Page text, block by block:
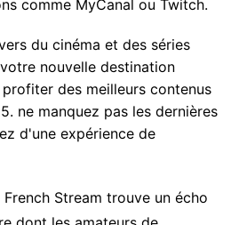
comme MyCanal ou Twitch.
Stream trouve un écho